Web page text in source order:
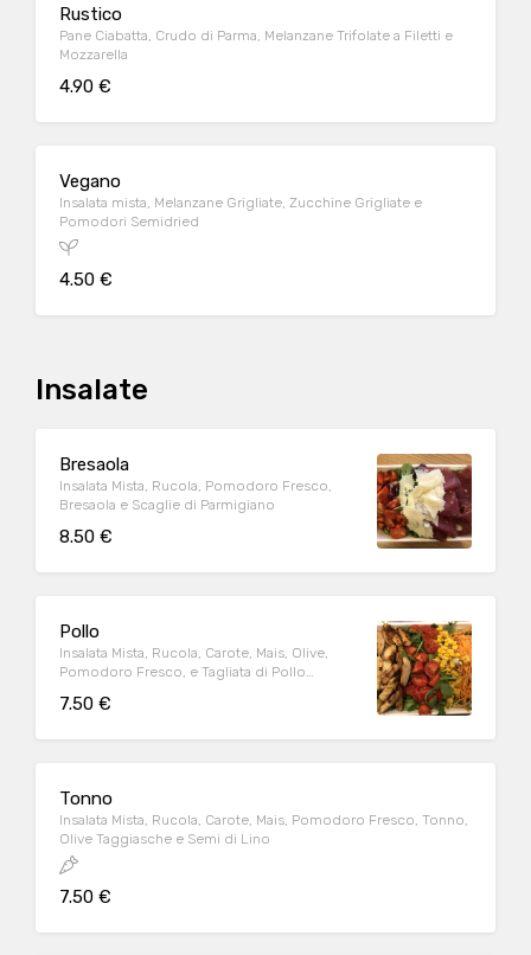
Rustico
Pane Ciabatta, Crudo di Parma, Melanzane Trifolate a Filetti e
Mozzarella
4.90 €
Vegano
Insalata mista, Melanzane Grigliate, Zucchine Grigliate e
Pomodori Semidried
4.50 €
Insalate
Bresaola
Insalata Mista, Rucola, Pomodoro Fresco,
Bresaola e Scaglie di Parmigiano
8.50 €
Pollo
Insalata Mista, Rucola, Carote, Mais, Olive,
Pomodoro Fresco, e Tagliata di Pollo
7.50 €
Tonno
Insalata Mista, Rucola, Carote, Mais, Pomodoro Fresco, Tonno,
Olive Taggiasche e Semi di Lino
7.50 €